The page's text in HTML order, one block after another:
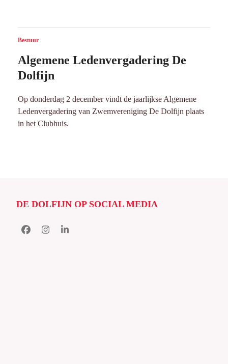
Bestuur
Algemene Ledenvergadering De
Dolfijn
Op donderdag 2 december vindt de jaarlijkse Algemene
Ledenvergadering van Zwemvereniging De Dolfijn plaats
in het Clubhuis.
DE DOLFIJN OP SOCIAL MEDIA
FacebookInstagramLinkedIn